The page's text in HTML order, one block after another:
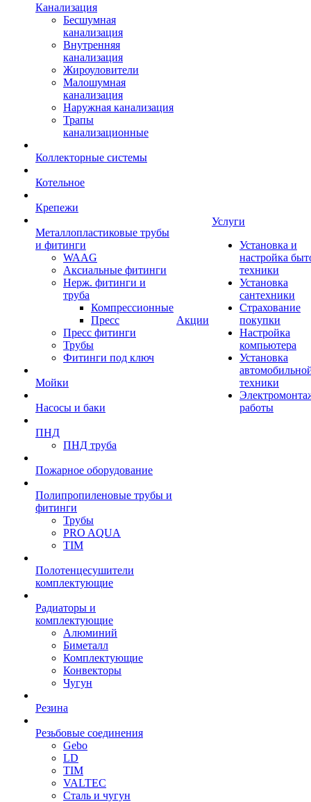
Канализация
Бесшумная
канализация
Внутренняя
канализация
Жироуловители
Малошумная
канализация
Наружная канализация
Трапы
канализационные
Коллекторные системы
Котельное
Крепежи
Металлопластиковые трубы
и фитинги
WAAG
Аксиальные фитинги
Нерж. фитинги и
труба
Компрессионные
Пресс
Пресс фитинги
Трубы
Фитинги под ключ
Мойки
Насосы и баки
ПНД
ПНД труба
Пожарное оборудование
Полипропиленовые трубы и
фитинги
Трубы
PRO AQUA
TIM
Полотенцесушители
комплектующие
Радиаторы и
комплектующие
Алюминий
Биметалл
Комплектующие
Конвекторы
Чугун
Резина
Резьбовые соединения
Gebo
LD
TIM
VALTEC
Сталь и чугун
Акции
Услуги
Установка и
настройка
техники
Установка
сантехники
Страхование
покупки
Настройка
компьютера
Установка
техники
работы